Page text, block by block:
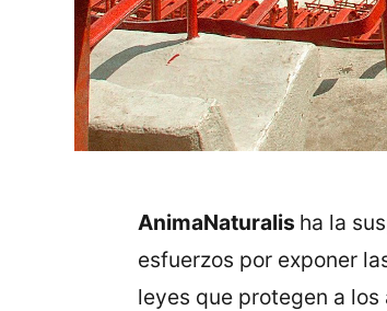
AnimaNaturalis ha la
esfuerzos por exponer
leyes que protegen a